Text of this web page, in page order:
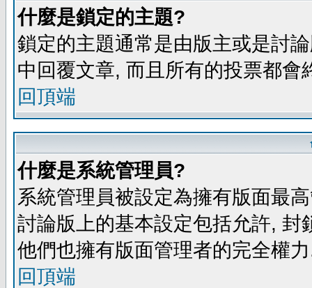
什麼是鎖定的主題?
鎖定的主題通常是由版主或是討
中回覆文章, 而且所有的投票都
回頂端
什麼是系統管理員?
系統管理員被設定為擁有版面最
討論版上的基本設定包括允許,
他們也擁有版面管理者的完全權
回頂端